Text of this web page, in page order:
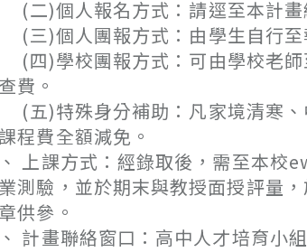
)個人報名方式：請逕至本計
)個人團報方式：由學生自行至
)學校團報方式：可由學校老師
費。
)特殊身分補助：凡家境清寒、
程費全額減免。
上課方式：經錄取後，需至本校
測驗，並於期末與教授面授評量
供參。
計畫聯絡窗口：高中人才培育小